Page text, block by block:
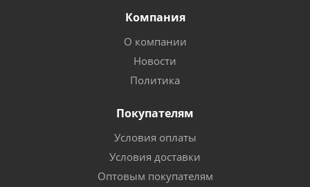
Компания
О компании
Новости
Политика
Покупателям
Условия оплаты
Условия доставки
Оптовым покупателям